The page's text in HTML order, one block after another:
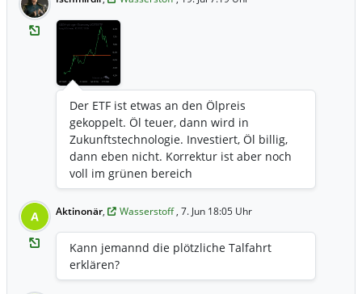
Der ETF ist etwas an den Ölpreis
gekoppelt. Öl teuer, dann wird in
Zukunftstechnologie. Investiert, Öl billig,
dann eben nicht. Korrektur ist aber noch
voll im grünen bereich
A Aktinonär, Wasserstoff, 7. Jun 18:05 Uhr
Kann jemannd die plötzliche Talfahrt
erklären?